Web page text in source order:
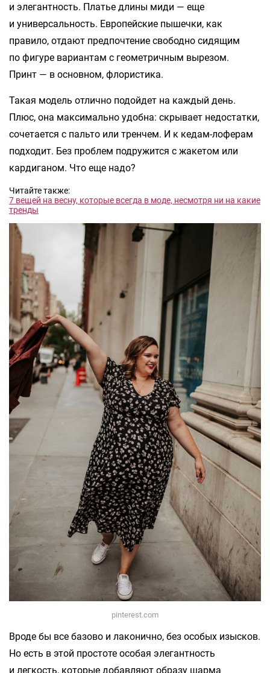
и элегантность. Платье длины миди — еще
и универсальность. Европейские пышечки, как
правило, отдают предпочтение свободно сидящим
по фигуре вариантам с геометричным вырезом.
Принт — в основном, флористика.
Такая модель отлично подойдет на каждый день.
Плюс, она максимально удобна: скрывает недостатки,
сочетается с пальто или тренчем. И к кедам-лоферам
подходит. Без проблем подружится с жакетом или
кардиганом. Что еще надо?
Читайте также:
7 вещей на весну, которые всегда в моде, несмотря ни на какие
тренды
pinterest.com
Вроде бы все базово и лаконично, без особых изысков.
Но есть в этой простоте особая элегантность
и легкость, которые добавляют образу шарма